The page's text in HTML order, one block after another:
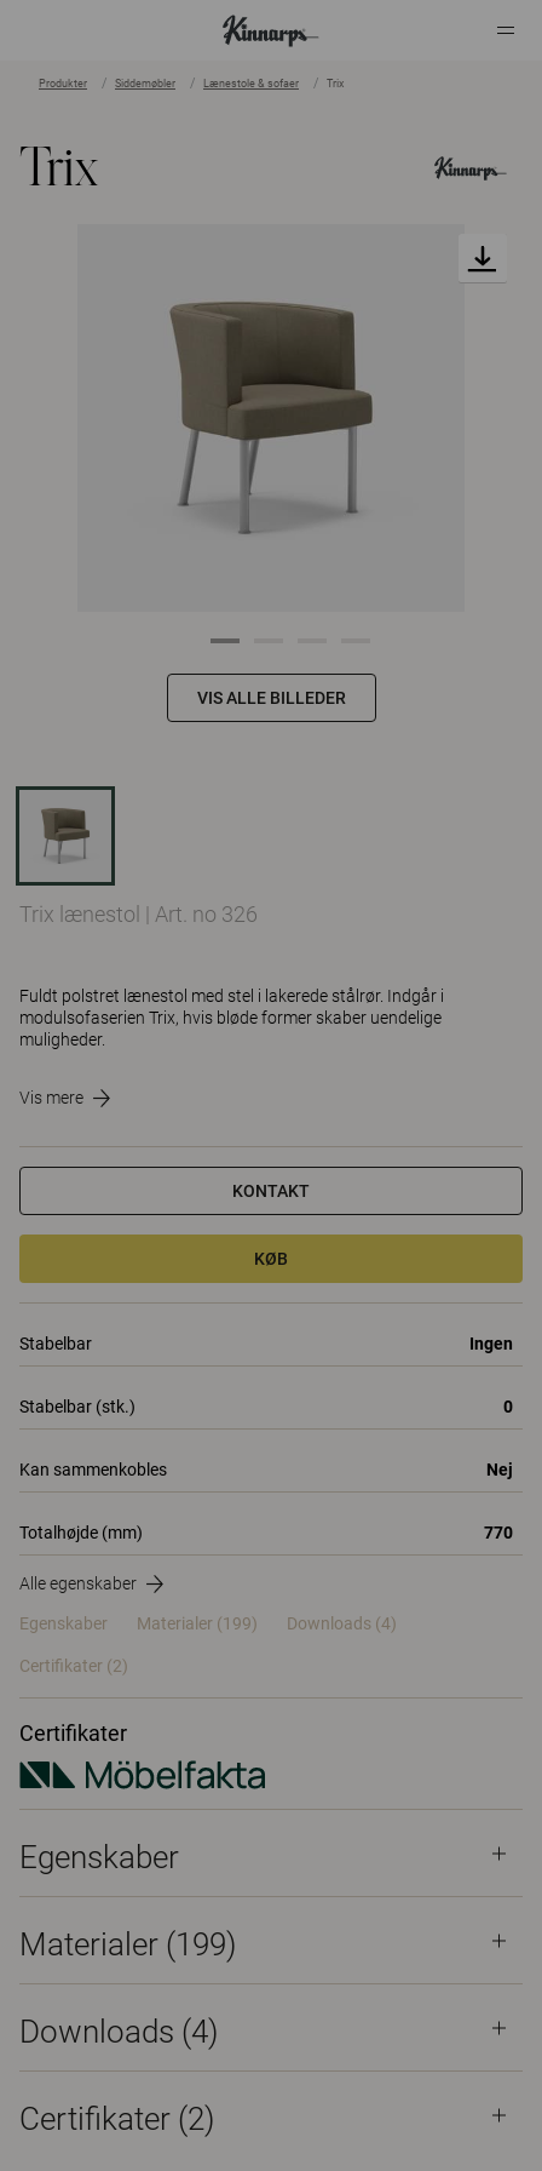
Produkter Siddemøbler Lænestole & sofaer Trix
Trix
VIS ALLE BILLEDER
Trix lænestol | Art. no 326
Fuldt polstret lænestol med stel i lakerede stålrør. Indgår i
modulsofaserien Trix, hvis bløde former skaber uendelige
muligheder.
Vis mere
KONTAKT
KØB
Stabelbar Ingen
Stabelbar (stk.) 0
Kan sammenkobles Nej
Totalhøjde (mm) 770
Alle egenskaber
Egenskaber Materialer (199) Downloads (4)
Certifikater (2)
Certifikater
Egenskaber
Materialer (199)
Downloads (4)
Certifikater (2)